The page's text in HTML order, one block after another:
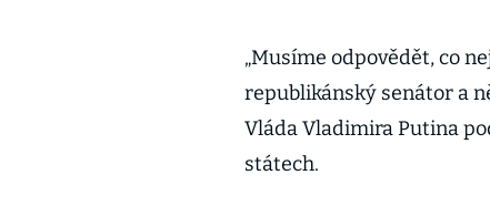
„Musíme odpovědět, co
republikánský senátor a
Vláda Vladimira Putina
státech.